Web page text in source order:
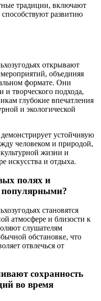
традиции, включают
развитию
открывают
объединяя
формате. Они
и творческого подхода,
глубокие впечатления
и экологической
устойчивую
человеком и природой,
жизни и
искусства и отдыха.
полях и
популярными?
становятся
атмосфере и близости к
слушателям
обстановке, что
отвлечься от
сохранность
во время